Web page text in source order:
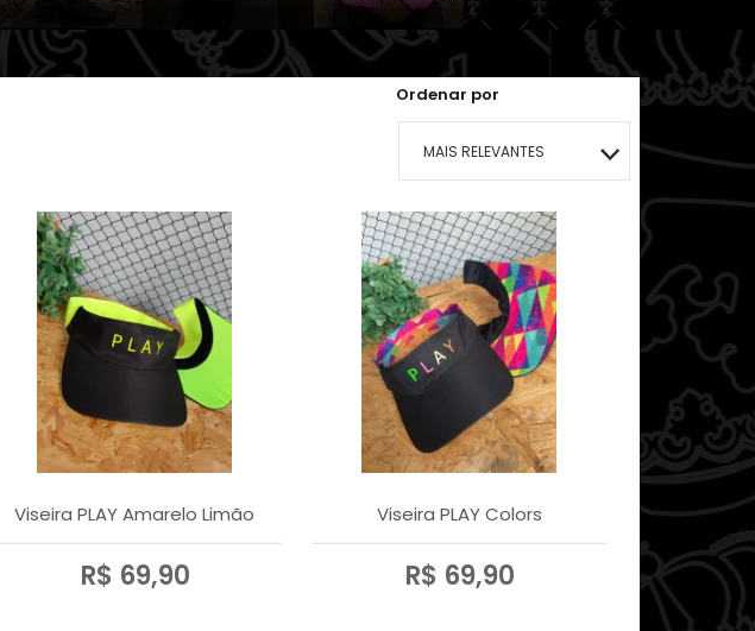
Ordenar por
MAIS RELEVANTES
MAIS VENDIDOS
MENOR PREÇO
MAIOR PREÇO
A - Z
Viseira PLAY Amarelo Limão
R$ 69,90
Viseira PLAY Colors
R$ 69,90